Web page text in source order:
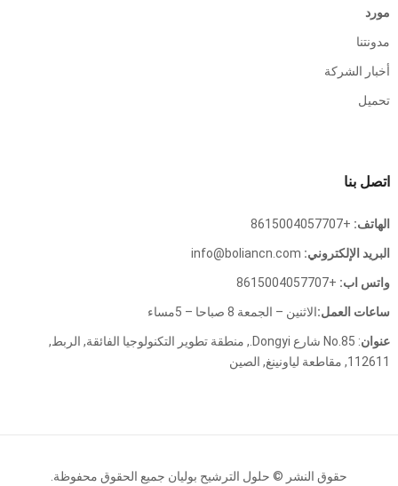
مورد
مدونتنا
أخبار الشركة
تحميل
اتصل بنا
الهاتف: +8615004057707
البريد الإلكتروني: info@boliancn.com
واتس اب: +8615004057707
ساعات العمل:الاثنين – الجمعة 8 صباحا – 5مساء
عنوان
: No.85 شارع Dongyi., منطقة تطوير التكنولوجيا الفائقة, الربط,
112611, مقاطعة لياونينغ, الصين
حقوق النشر © حلول الترشيح بوليان جميع الحقوق محفوظة.